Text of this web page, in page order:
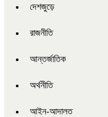
দেশজুড়ে
রাজনীতি
আন্তর্জাতিক
অর্থনীতি
আইন-আদালত